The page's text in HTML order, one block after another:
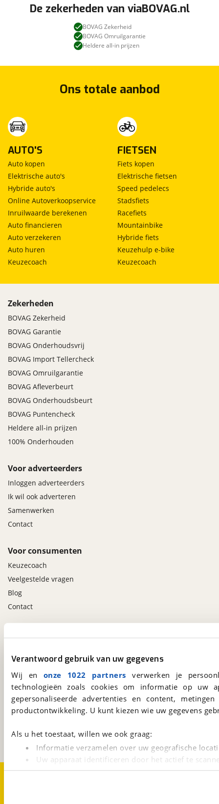
Verantwoord gebruik van uw gegevens
Wij en onze 1022 partners verwerken je
technologieën zoals cookies om informatie op
gepersonaliseerde advertenties en content,
productontwikkeling. U kunt kiezen wie uw gegevens
Als u het toestaat, willen we ook graag:
Informatie verzamelen over uw geografische
Uw apparaat identificeren door het actief te
Lees meer over hoe uw persoonlijke gegevens worden
De zekerheden van viaBOVAG.nl
BOVAG Zekerheid
BOVAG Omruilgarantie
Heldere all-in prijzen
Ons totale aanbod
AUTO'S
Auto kopen
Elektrische auto's
Hybride auto's
Online Autoverkoopservice
Inruilwaarde berekenen
Auto financieren
Auto verzekeren
Auto huren
Keuzecoach
FIETSEN
Fiets kopen
Elektrische fietsen
Speed pedelecs
Stadsfiets
Racefiets
Mountainbike
Hybride fiets
Keuzehulp e-bike
Keuzecoach
Zekerheden
BOVAG Zekerheid
BOVAG Garantie
BOVAG Onderhoudsvrij
BOVAG Import Tellercheck
BOVAG Omruilgarantie
BOVAG Afleverbeurt
BOVAG Onderhoudsbeurt
BOVAG Puntencheck
Heldere all-in prijzen
100% Onderhouden
Voor adverteerders
Inloggen adverteerders
Ik wil ook adverteren
Samenwerken
Contact
Voor consumenten
Keuzecoach
Veelgestelde vragen
Blog
Contact
viaBOVAG.nl
Kosterijland 15
Een initiatief van
viaBOVAG.nl app
Download 'm nu.
Over viaBOVAG.nlDisclaimer- en Privacyverklaring